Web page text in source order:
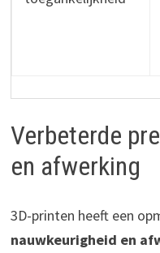
Verbeterde
en afwerking
3D-printen heeft een
nauwkeurigheid en